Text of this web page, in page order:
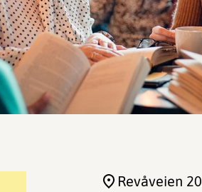
Revåveien 20